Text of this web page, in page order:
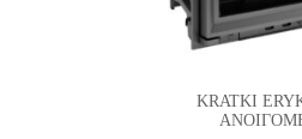
KRATKI